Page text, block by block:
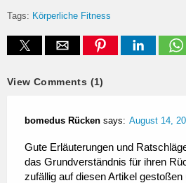
Tags: Körperliche Fitness
View Comments (1)
bomedus Rücken says: August 14,
Gute Erläuterungen und
das Grundverständnis für ihren
zufällig auf diesen Artikel gestoßen